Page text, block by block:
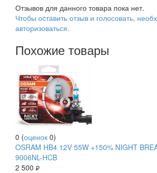
Отзывов для данного товара пока нет.
Чтобы оcтавить отзыв и голосовать,
авторизоваться.
Похожие товары
0 (оценок 0)
OSRAM HB4 12V 55W +150% NIGHT
9006NL-HCB
2 500 руб.